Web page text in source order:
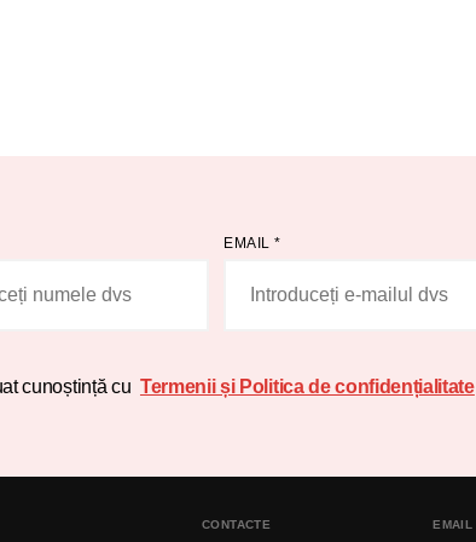
EMAIL*
cunoștință cu Termenii și Politica de confidențialitate
CONTACTE EMAIL